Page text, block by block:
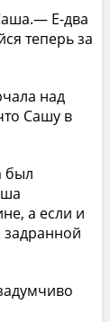
Е-два
теперь за
над
Сашу в
был
а если и
задранной